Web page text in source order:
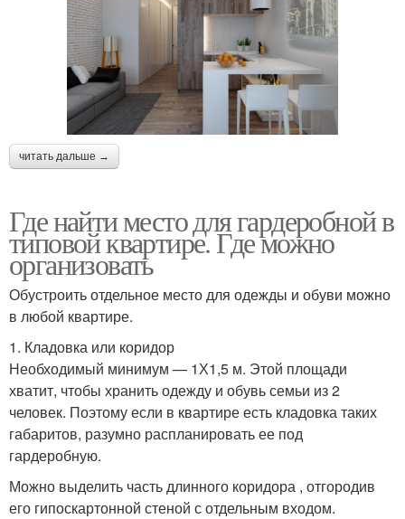
читать дальше →
Где найти место для гардеробной в
типовой квартире. Где можно
организовать
Обустроить отдельное место для одежды и обуви можно
в любой квартире.
1. Кладовка или коридор
Необходимый минимум — 1Х1,5 м. Этой площади
хватит, чтобы хранить одежду и обувь семьи из 2
человек. Поэтому если в квартире есть кладовка таких
габаритов, разумно распланировать ее под
гардеробную.
Можно выделить часть длинного коридора , отгородив
его гипоскартонной стеной с отдельным входом.